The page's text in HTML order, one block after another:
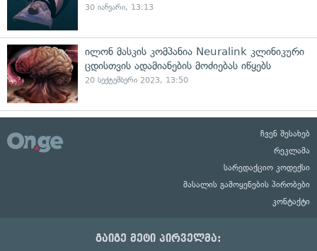
30 იანვარი, 13:13
ილონ მასკის კომპანია Neuralink კლინიკური
ცდისთვის ადამიანების მოძიებას იწყებს
20 სექტემბერი 2023, 13:50
ჩვენ შესახებ
რეკლამა
სარედაქციო კოდექსი
მასალის გამოყენების პირობები
კონტაქტი
გაიგე მეტი პირველმა: